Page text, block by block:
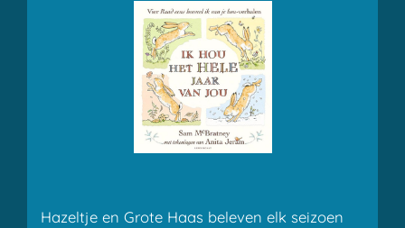
Hazeltje en Grote Haas beleven elk seizoen